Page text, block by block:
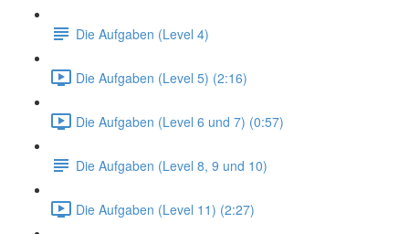
Die Aufgaben (Level 4)
Die Aufgaben (Level 5) (2:16)
Die Aufgaben (Level 6 und 7) (0:57)
Die Aufgaben (Level 8, 9 und 10)
Die Aufgaben (Level 11) (2:27)